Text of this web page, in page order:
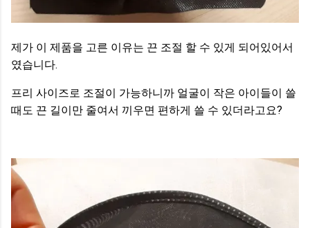
제가 이 제품을 고른 이유는 끈 조절 할 수 있게 되어있어서
였습니다.
프리 사이즈로 조절이 가능하니까 얼굴이 작은 아이들이 쓸
때도 끈 길이만 줄여서 끼우면 편하게 쓸 수 있더라고요?